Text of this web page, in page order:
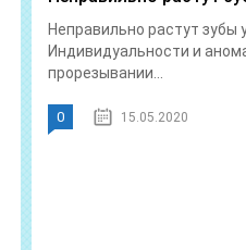
Неправильно растут зубы
Индивидуальности и
прорезывании...
0 15.05.2020